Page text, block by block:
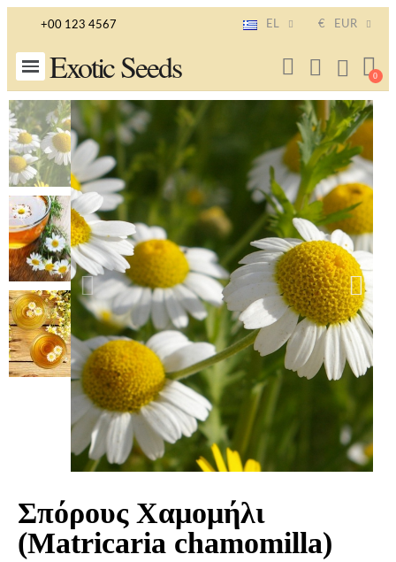
+00 123 4567 EL € EUR
Exotic Seeds
Σπόρους Χαμομήλι
(Matricaria chamomilla)